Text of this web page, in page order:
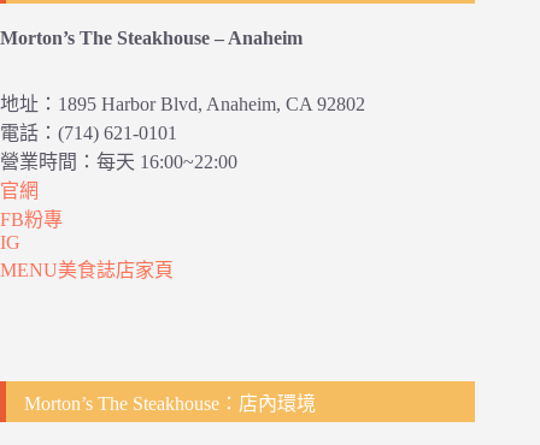
Morton’s The Steakhouse – Anaheim
地址：1895 Harbor Blvd, Anaheim, CA 92802
電話：(714) 621-0101
營業時間：每天 16:00~22:00
官網
FB粉專
IG
MENU美食誌店家頁
Morton’s The Steakhouse：店內環境